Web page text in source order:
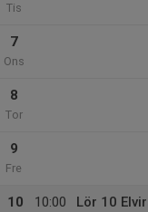
Tis
7
Ons
8
Tor
9
Fre
10
10:00
Lör 10